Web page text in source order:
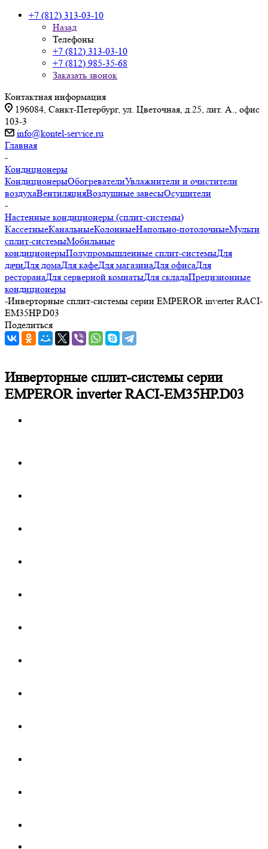
+7 (812) 313-03-10
Назад
Телефоны
+7 (812) 313-03-10
+7 (812) 985-35-68
Заказать звонок
Контактная информация
196084, Санкт-Петербург, ул. Цветочная, д.25, лит. А., офис
103-3
info@kontel-service.ru
Главная
-
Кондиционеры
КондиционерыОбогревателиУвлажнители и очистители
воздухаВентиляцияВоздушные завесыОсушители
-
Настенные кондиционеры (сплит-системы)
КассетныеКанальныеКолонныеНапольно-потолочныеМульти
сплит-системыМобильные
кондиционерыПолупромышленные сплит-системыДля
дачиДля домаДля кафеДля магазинаДля офисаДля
ресторанаДля серверной комнатыДля складаПрецизионные
кондиционеры
-Инверторные сплит-системы серии EMPEROR inverter RACI-
EM35HP.D03
Поделиться
Инверторные сплит-системы серии
EMPEROR inverter RACI-EM35HP.D03